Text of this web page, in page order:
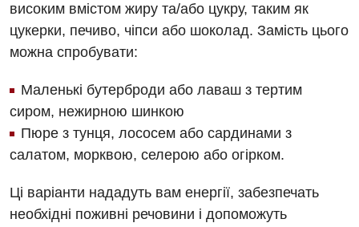
високим вмістом жиру та/або цукру, таким як
цукерки, печиво, чіпси або шоколад. Замість цього
можна спробувати:
Маленькі бутерброди або лаваш з тертим
сиром, нежирною шинкою
Пюре з тунця, лососем або сардинами з
салатом, морквою, селерою або огірком.
Ці варіанти нададуть вам енергії, забезпечать
необхідні поживні речовини і допоможуть